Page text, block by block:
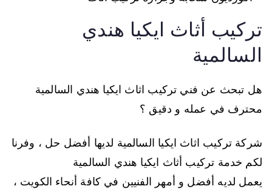
تركيب أثاث ايكيا هندي
السالمية
هل تبحث عن فني تركيب اثاث ايكيا هندي السالمية
محترف في عمله و دقيق ؟
شركة تركيب اثاث ايكيا السالمية لديها أفضل حل ، وفرنا
لكم خدمة تركيب أثاث ايكيا هندي السالمية
يعمل لديه أفضل و أمهر الفنيين في كافة أنحاء الكويت ،